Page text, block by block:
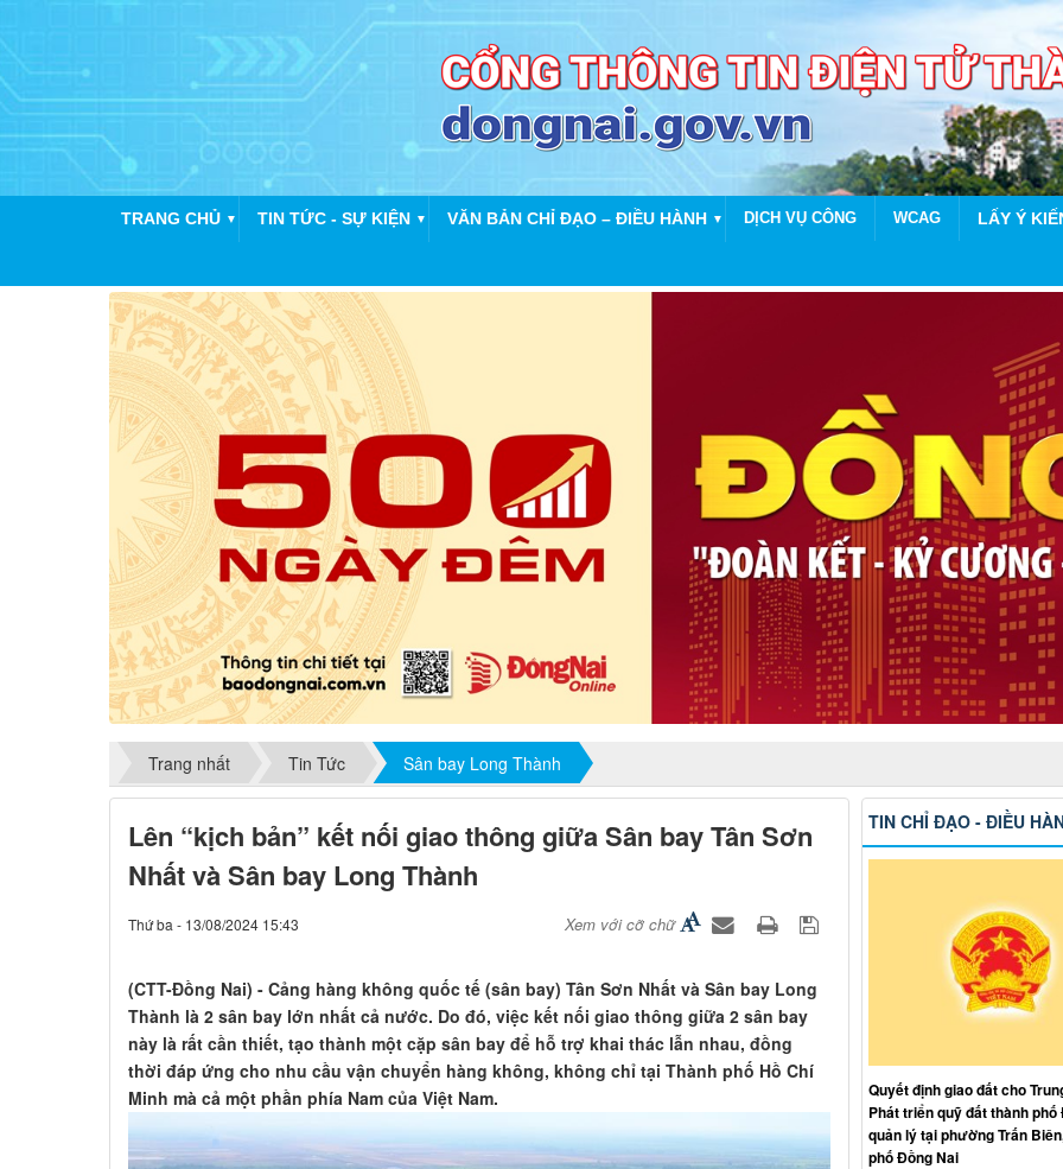
TRANG CHỦ ▼ TIN TỨC - SỰ KIỆN ▼ VĂN BẢN CHỈ ĐẠO – ĐIỀU HÀNH ▼ DỊCH VỤ CÔNG WCAG LẤY Ý
Trang nhất Tin Tức Sân bay Long Thành
Lên “kịch bản” kết nối giao thông giữa Sân bay Tân Sơn
Nhất và Sân bay Long Thành
Thứ ba - 13/08/2024 15:43 Xem với cỡ chữ
(CTT-Đồng Nai) - Cảng hàng không quốc tế (sân bay) Tân Sơn Nhất và Sân bay Long
Thành là 2 sân bay lớn nhất cả nước. Do đó, việc kết nối giao thông giữa 2 sân bay
này là rất cần thiết, tạo thành một cặp sân bay để hỗ trợ khai thác lẫn nhau, đồng
thời đáp ứng cho nhu cầu vận chuyển hàng không, không chỉ tại Thành phố Hồ Chí
Minh mà cả một phần phía Nam của Việt Nam.
TIN CHỈ ĐẠO - ĐIỀU
Quyết định giao đất cho
Phát triển quỹ đất thành phố
quản lý tại phường Trấn
phố Đồng Nai